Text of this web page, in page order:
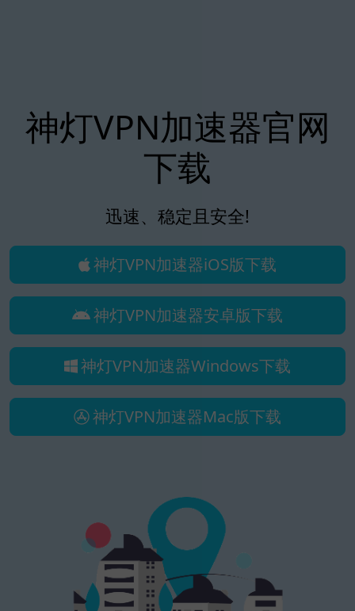
神灯VPN加速器官网
下载
迅速、稳定且安全!
神灯VPN加速器iOS版下载
神灯VPN加速器安卓版下载
神灯VPN加速器Windows下载
神灯VPN加速器Mac版下载